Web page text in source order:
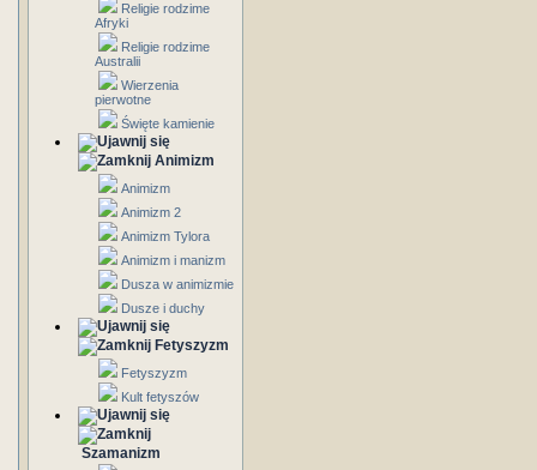
Religie rodzime
Afryki
Religie rodzime
Australii
Wierzenia
pierwotne
Święte kamienie
Animizm
Animizm
Animizm 2
Animizm Tylora
Animizm i manizm
Dusza w animizmie
Dusze i duchy
Fetyszyzm
Fetyszyzm
Kult fetyszów
Szamanizm